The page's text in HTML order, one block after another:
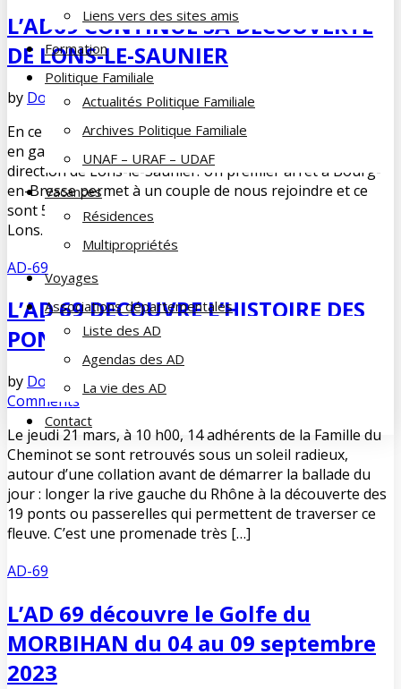
Liens vers des sites amis
Formation
Politique Familiale
Actualités Politique Familiale
Archives Politique Familiale
UNAF – URAF – UDAF
Vacances
Résidences
Multipropriétés
Voyages
Associations départementales
Liste des AD
Agendas des AD
La vie des AD
Contact
L’AD69 CONTINUE SA DÉCOUVERTE
DE LONS-LE-SAUNIER
by Dominique DUPUY-LORIN mai 27, 2024
En ce jeudi 16 mai 2024, nous sommes 8 à nous retrouver
en gare de Lyon Part-Dieu pour prendre le train en
direction de Lons-le-Saunier. Un premier arrêt à Bourg-
en-Bresse permet à un couple de nous rejoindre et ce
sont 5 autres adhérents qui nous attendent sur le quai à
Lons. Après le traditionnel pot […]
AD-69
L’AD 69 DECOUVRE L’HISTOIRE DES
PONTS DE LYON LE LONG DU RHONE
by Dominique DUPUY-LORIN
Comments
Le jeudi 21 mars, à 10 h00, 14 adhérents de la Famille du
Cheminot se sont retrouvés sous un soleil radieux,
autour d’une collation avant de démarrer la ballade du
jour : longer la rive gauche du Rhône à la découverte des
19 ponts ou passerelles qui permettent de traverser ce
fleuve. C’est une promenade très […]
AD-69
L’AD 69 découvre le Golfe du
MORBIHAN du 04 au 09 septembre
2023